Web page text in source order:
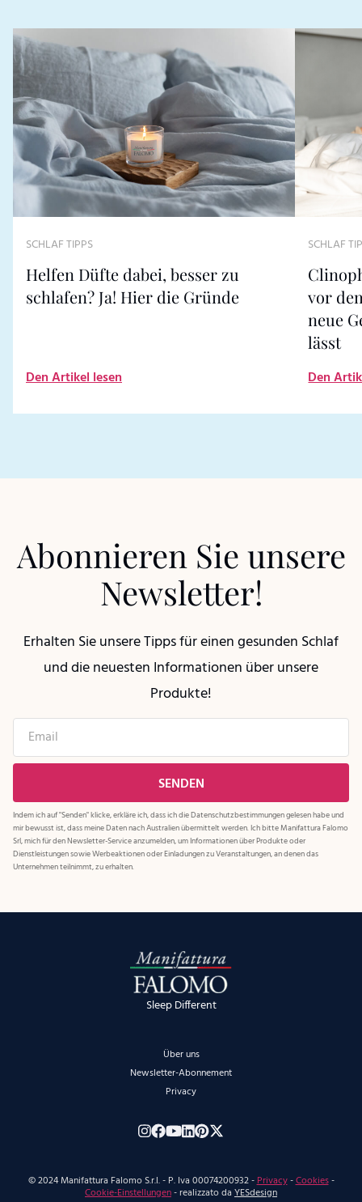
SCHLAF TIPPS
Helfen Düfte dabei, besser zu
schlafen? Ja! Hier die Gründe
Den Artikel lesen
SCHLAF
vor
neue
lässt
Den
Abonnieren Sie unsere
Newsletter!
Erhalten Sie unsere Tipps für einen gesunden Schlaf
und die neuesten Informationen über unsere
Produkte!
Indem ich auf "Senden" klicke, erkläre ich, dass ich dieDatenschutzbestimmungengelesen habe und
mir bewusst ist, dass meine Daten nach Australien übermittelt werden. Ich bitte Manifattura Falomo
Srl, mich für den Newsletter-Service anzumelden, um Informationen über Produkte oder
Dienstleistungen sowie Werbeaktionen oder Einladungen zu Veranstaltungen, an denen das
Unternehmen teilnimmt, zu erhalten.
Sleep Different
Über uns
Newsletter-Abonnement
Privacy
© 2024 Manifattura Falomo S.r.l. - P. Iva 00074200932 -Privacy-Cookies-
Cookie-Einstellungen- realizzato da YESdesign